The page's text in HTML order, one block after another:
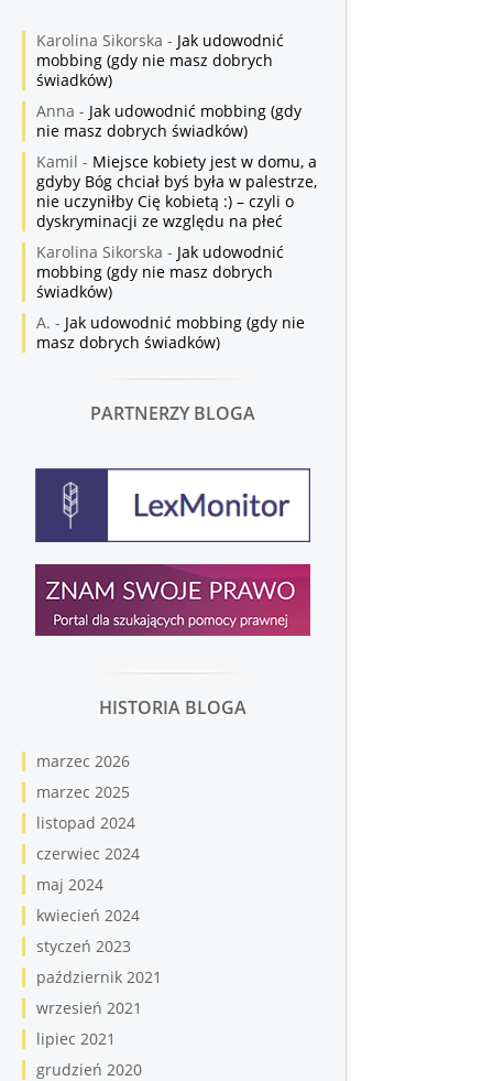
Karolina Sikorska - Jak udowodnić
mobbing (gdy nie masz dobrych
świadków)
Anna - Jak udowodnić mobbing (gdy
nie masz dobrych świadków)
Kamil - Miejsce kobiety jest w domu, a
gdyby Bóg chciał byś była w palestrze,
nie uczyniłby Cię kobietą :) – czyli o
dyskryminacji ze względu na płeć
Karolina Sikorska - Jak udowodnić
mobbing (gdy nie masz dobrych
świadków)
A. - Jak udowodnić mobbing (gdy nie
masz dobrych świadków)
PARTNERZY BLOGA
HISTORIA BLOGA
marzec 2026
marzec 2025
listopad 2024
czerwiec 2024
maj 2024
kwiecień 2024
styczeń 2023
październik 2021
wrzesień 2021
lipiec 2021
grudzień 2020